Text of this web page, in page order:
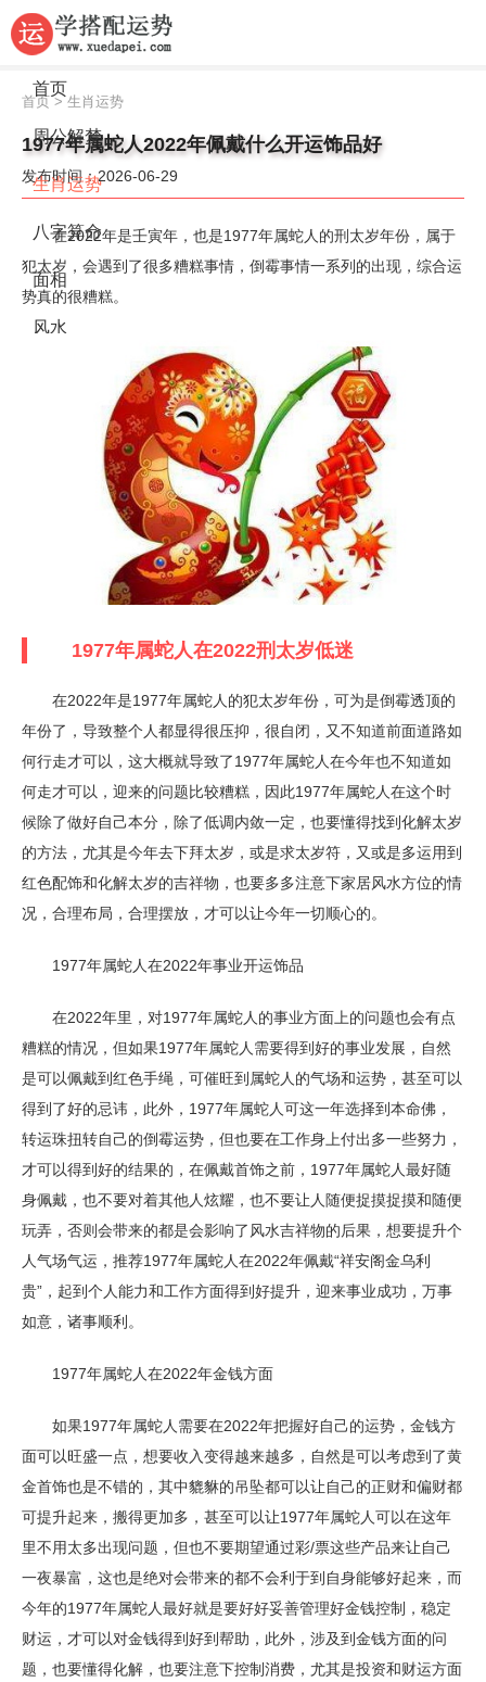
首页
周公解梦
生肖运势
八字算命
面相
风水
首页>生肖运势
1977年属蛇人2022年佩戴什么开运饰品好
发布时间：2026-06-29
在2022年是壬寅年，也是1977年属蛇人的刑太岁年份，属于
犯太岁，会遇到了很多糟糕事情，倒霉事情一系列的出现，综合运
势真的很糟糕。
1977年属蛇人在2022刑太岁低迷
在2022年是1977年属蛇人的犯太岁年份，可为是倒霉透顶的
年份了，导致整个人都显得很压抑，很自闭，又不知道前面道路如
何行走才可以，这大概就导致了1977年属蛇人在今年也不知道如
何走才可以，迎来的问题比较糟糕，因此1977年属蛇人在这个时
候除了做好自己本分，除了低调内敛一定，也要懂得找到化解太岁
的方法，尤其是今年去下拜太岁，或是求太岁符，又或是多运用到
红色配饰和化解太岁的吉祥物，也要多多注意下家居风水方位的情
况，合理布局，合理摆放，才可以让今年一切顺心的。
1977年属蛇人在2022年事业开运饰品
在2022年里，对1977年属蛇人的事业方面上的问题也会有点
糟糕的情况，但如果1977年属蛇人需要得到好的事业发展，自然
是可以佩戴到红色手绳，可催旺到属蛇人的气场和运势，甚至可以
得到了好的忌讳，此外，1977年属蛇人可这一年选择到本命佛，
转运珠扭转自己的倒霉运势，但也要在工作身上付出多一些努力，
才可以得到好的结果的，在佩戴首饰之前，1977年属蛇人最好随
身佩戴，也不要对着其他人炫耀，也不要让人随便捉摸捉摸和随便
玩弄，否则会带来的都是会影响了风水吉祥物的后果，想要提升个
人气场气运，推荐1977年属蛇人在2022年佩戴“祥安阁金乌利
贵”，起到个人能力和工作方面得到好提升，迎来事业成功，万事
如意，诸事顺利。
1977年属蛇人在2022年金钱方面
如果1977年属蛇人需要在2022年把握好自己的运势，金钱方
面可以旺盛一点，想要收入变得越来越多，自然是可以考虑到了黄
金首饰也是不错的，其中貔貅的吊坠都可以让自己的正财和偏财都
可提升起来，搬得更加多，甚至可以让1977年属蛇人可以在这年
里不用太多出现问题，但也不要期望通过彩/票这些产品来让自己
一夜暴富，这也是绝对会带来的都不会利于到自身能够好起来，而
今年的1977年属蛇人最好就是要好好妥善管理好金钱控制，稳定
财运，才可以对金钱得到好到帮助，此外，涉及到金钱方面的问
题，也要懂得化解，也要注意下控制消费，尤其是投资和财运方面